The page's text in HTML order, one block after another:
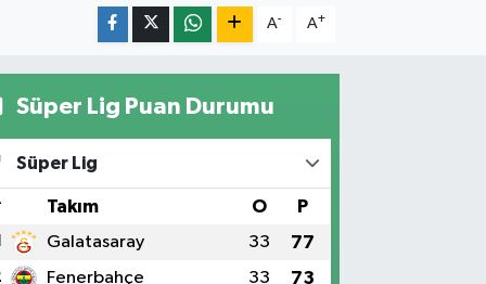
A- A+
Süper Lig Puan Durumu
Süper Lig
Takım O P
Galatasaray 33 77
Fenerbahçe 33 73